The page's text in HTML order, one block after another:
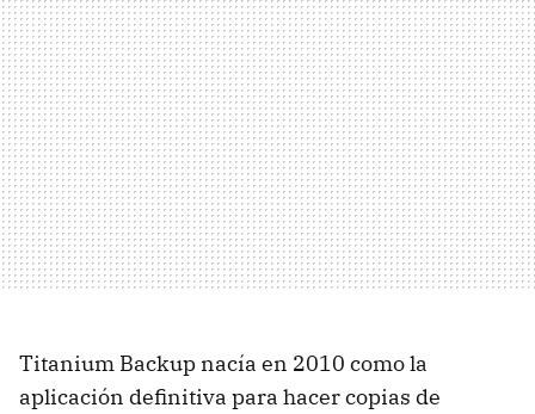
Titanium Backup nacía en 2010 como la
aplicación definitiva para hacer copias de